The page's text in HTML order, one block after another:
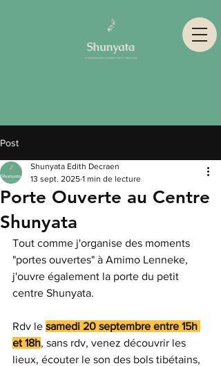
Post
Porte Ouverte au Centre
Shunyata
Shunyata Edith Decraen
13 sept. 2025 1 min de lecture
Tout comme j'organise des moments
"portes ouvertes" à Amimo Lenneke,
j'ouvre également la porte du petit
centre Shunyata.
Rdv le samedi 20 septembre entre 15h
et 18h, sans rdv, venez découvrir les
lieux, écouter le son des bols tibétains,